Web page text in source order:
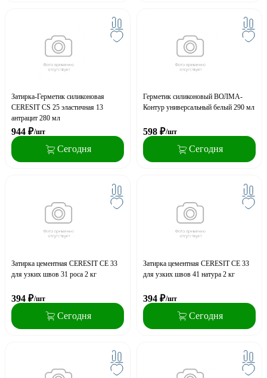
Затирка-Герметик силиконовая
CERESIT CS 25 эластичная 13
антрацит 280 мл
944 ₽/шт
Сегодня
Герметик силиконовый ВОЛМА-
Контур универсальный белый 290 мл
598 ₽/шт
Сегодня
Затирка цементная CERESIT CE 33
для узких швов 31 роса 2 кг
394 ₽/шт
Сегодня
Затирка цементная CERESIT CE 33
для узких швов 41 натура 2 кг
394 ₽/шт
Сегодня